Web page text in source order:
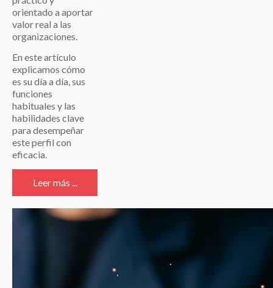
orientado a aportar
valor real a las
organizaciones.
En este artículo
explicamos cómo
es su día a día, sus
funciones
habituales y las
habilidades clave
para desempeñar
este perfil con
eficacia.
Leer más ...